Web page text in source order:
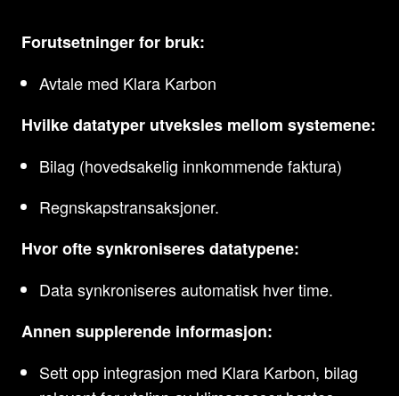
Forutsetninger for bruk:
Avtale med Klara Karbon
Hvilke datatyper utveksles mellom systemene:
Bilag (hovedsakelig innkommende faktura)
Regnskapstransaksjoner.
Hvor ofte synkroniseres datatypene:
Data synkroniseres automatisk hver time.
Annen supplerende informasjon:
Sett opp integrasjon med Klara Karbon, bilag